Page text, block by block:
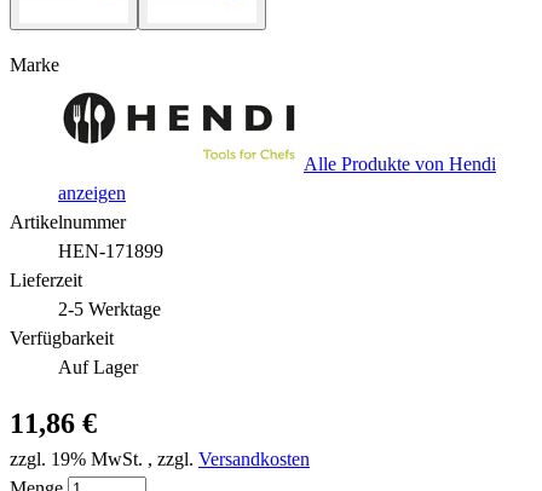
Marke
Alle Produkte von Hendi
anzeigen
Artikelnummer
HEN-171899
Lieferzeit
2-5 Werktage
Verfügbarkeit
Auf Lager
11,86 €
zzgl. 19% MwSt. , zzgl. Versandkosten